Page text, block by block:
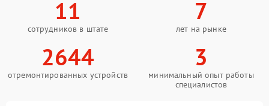
11
сотрудников в штате
7
лет на рынке
2644
отремонтированных устройств
3
минимальный опыт работы
специалистов